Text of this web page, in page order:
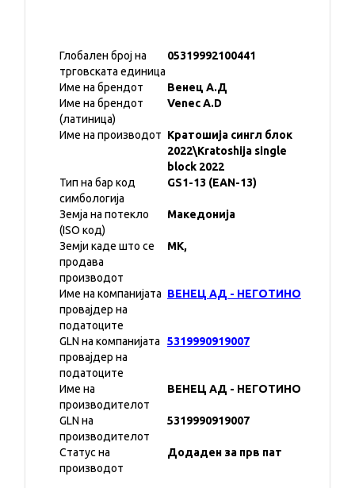
Глобален број на
трговската единица
05319992100441
Име на брендот
Венец А.Д
Име на брендот
(латиница)
Venec A.D
Име на производот Кратошија сингл блок
2022\Kratoshija single
block 2022
Тип на бар код
симбологија
GS1-13 (EAN-13)
Земја на потекло
(ISO код)
Македонија
Земји каде што се
продава
производот
MK,
Име на компанијата
провајдер на
податоците
ВЕНЕЦ АД - НЕГОТИНО
GLN на компанијата
провајдер на
податоците
5319990919007
Име на
производителот
ВЕНЕЦ АД - НЕГОТИНО
GLN на
производителот
5319990919007
Статус на
производот
Додаден за прв пат